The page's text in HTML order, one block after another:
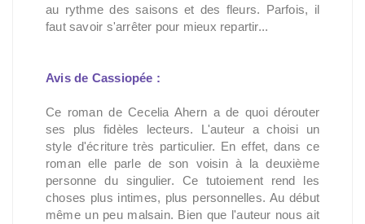
au rythme des saisons et des fleurs. Parfois, il
faut savoir s'arrêter pour mieux repartir...
Avis de Cassiopée :
Ce roman de Cecelia Ahern a de quoi dérouter
ses plus fidèles lecteurs. L'auteur a choisi un
style d'écriture très particulier. En effet, dans ce
roman elle parle de son voisin à la deuxième
personne du singulier. Ce tutoiement rend les
choses plus intimes, plus personnelles. Au début
même un peu malsain. Bien que l'auteur nous ait